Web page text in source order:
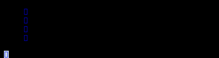
contenido